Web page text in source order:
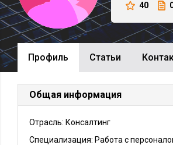
40
Профиль Cтатьи
Общая информация
Отрасль: Консалтинг
Специализация: Работа с